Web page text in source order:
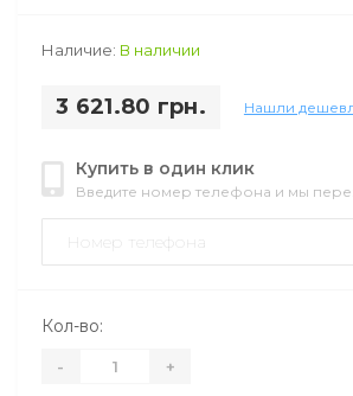
Наличие: В наличии
3 621.80 грн. Нашли
Купить в один клик
Введите номер телефона и мы
Кол-во:
- +